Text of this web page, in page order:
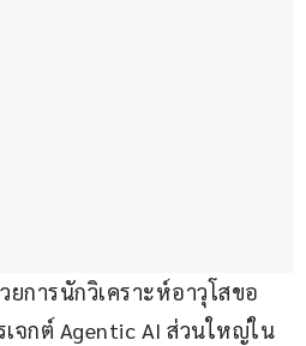
ยการนักวิเคราะห์อาวุโสขอ
เจกต์ Agentic AI ส่วนใหญ่ใน